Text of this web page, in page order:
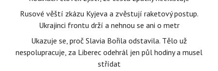
Rusové věští zkázu Kyjeva a zvěstují raketový postup.
Ukrajinci frontu drží a nehnou se ani o metr
Ukazuje se, proč Slavia Bořila odstavila. Tělo už
nespolupracuje, za Liberec odehrál jen půl hodiny a musel
střídat